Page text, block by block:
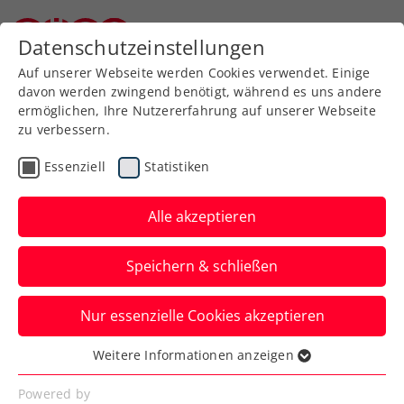
Zurück zur Newsübersicht
WTA
Upper Austria Ladies
Linz: Kraus verpasst
weitere Überraschung
Trotz engagierter Leistung kommt für
Österreichs Nummer eins in der ersten
Hauptrunde das Aus.
Verfasst von: Presseaussendung / Redaktion, 29.01.2025
Datenschutzeinstellungen
Auf unserer Webseite werden Cookies verwendet. Einige
davon werden zwingend benötigt, während es uns andere
ermöglichen, Ihre Nutzererfahrung auf unserer Webseite
zu verbessern.
Essenziell Statistiken
Alle akzeptieren
Speichern & schließen
Nur essenzielle Cookies akzeptieren
Essenziell
Essenzielle Cookies werden für grundlegende
Weitere Informationen anzeigen
Powered by